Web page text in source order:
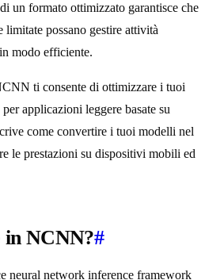
un formato ottimizzato garantisce che
possano gestire attività
modo efficiente.
ti consente di ottimizzare i tuoi
per applicazioni leggere basate su
come convertire i tuoi modelli nel
le prestazioni su dispositivi mobili ed
in NCNN?#